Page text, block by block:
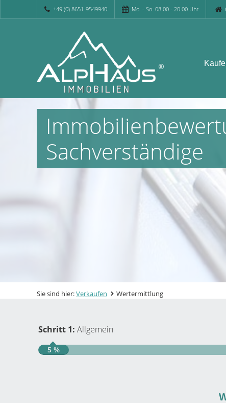
+49 (0) 8651-9549940 Mo. - So. 08.00 - 20.00 Uhr
Sachverständige
Sie sind hier:Verkaufen Wertermittlung
Schritt 1: Allgemein
5 %